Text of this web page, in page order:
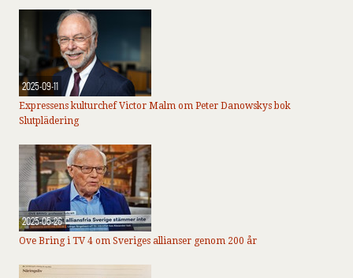
2025-09-11
Expressens kulturchef Victor Malm om Peter Danowskys bok
Slutplädering
2025-05-26
Ove Bring i TV 4 om Sveriges allianser genom 200 år